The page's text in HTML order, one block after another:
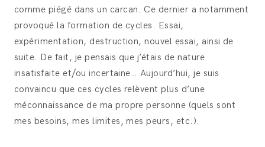
comme piégé dans un carcan. Ce dernier a notamment
provoqué la formation de cycles. Essai,
expérimentation, destruction, nouvel essai, ainsi de
suite. De fait, je pensais que j’étais de nature
insatisfaite et/ou incertaine… Aujourd’hui, je suis
convaincu que ces cycles relèvent plus d’une
méconnaissance de ma propre personne (quels sont
mes besoins, mes limites, mes peurs, etc.).